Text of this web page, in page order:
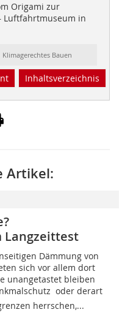
Origami zur
Luftfahrtmuseum in
Klimagerechtes Bauen
Inhaltsverzeichnis
Artikel:
Langzeittest
Dämmung von
sich vor allem dort
unangetastet bleiben
 oder derart
herrschen,...